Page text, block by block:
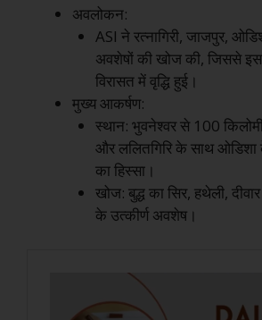
अवलोकन:
ASI ने रत्नागिरी, जाजपुर,
अवशेषों की खोज की, जिससे
विरासत में वृद्धि हुई।
मुख्य आकर्षण:
स्थान: भुवनेश्वर से 100
और ललितगिरि के साथ ओडिशा
का हिस्सा।
खोज: बुद्ध का सिर, हथेली,
के उत्कीर्ण अवशेष।